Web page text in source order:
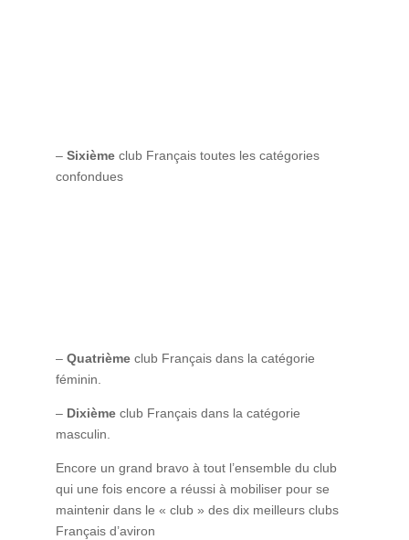
– Sixièmeclub Français toutes les catégories
confondues
– Quatrièmeclub Français dans la catégorie
féminin.
– Dixièmeclub Français dans la catégorie
masculin.
Encore un grand bravo à tout l’ensemble du club
qui une fois encore a réussi à mobiliser pour se
maintenir dans le « club » des dix meilleurs clubs
Français d’aviron